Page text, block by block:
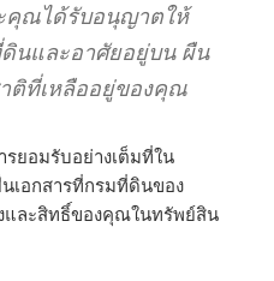
คุณได้รับอนุญาตให้
นและอาศัยอยู่บน ผืน
ติที่เหลืออยู่ของคุณ
ยอมรับอย่างเต็มที่ใน
เอกสารที่กรมที่ดินของ
และสิทธิ์ของคุณในทรัพย์สิน